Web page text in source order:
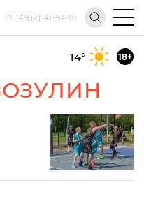
+7 (4932) 41-94-81
14° 18+